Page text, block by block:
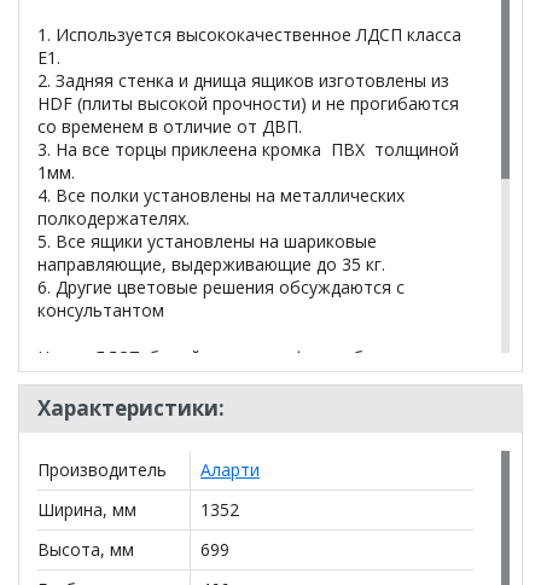
1. Используется высококачественное ЛДСП класса
Е1.
2. Задняя стенка и днища ящиков изготовлены из
HDF (плиты высокой прочности) и не прогибаются
со временем в отличие от ДВП.
3. На все торцы приклеена кромка ПВХ толщиной
1мм.
4. Все полки установлены на металлических
полкодержателях.
5. Все ящики установлены на шариковые
направляющие, выдерживающие до 35 кг.
6. Другие цветовые решения обсуждаются с
консультантом
Цвета ЛДСП: белый, венге, графит, дуб сонома,
ясень анкор светлый
*Дополнительную информацию о том, как купить
Комод K-70x135x45-1уточняйте у нашего
менеджера по телефону+79292022735.
**Цены на официальном сайте
действительны только для интернет-магазинаи
Характеристики:
Производитель
Аларти
Ширина, мм
1352
Высота, мм
699